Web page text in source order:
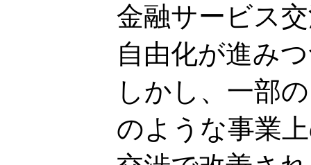
金融サービス
自由化が進み
しかし、一部
のような事業